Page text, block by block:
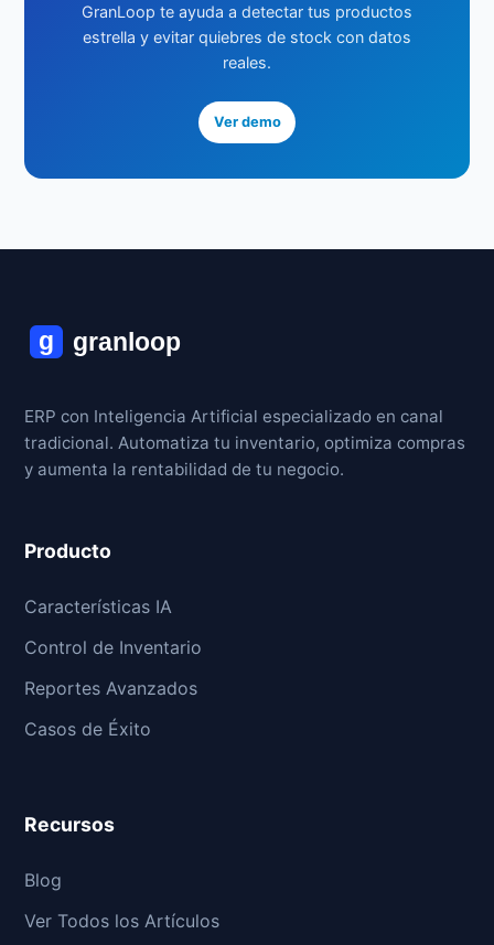
GranLoop te ayuda a detectar tus productos
estrella y evitar quiebres de stock con datos
reales.
Ver demo
ERP con Inteligencia Artificial especializado en canal
tradicional. Automatiza tu inventario, optimiza compras
y aumenta la rentabilidad de tu negocio.
Producto
Características IA
Control de Inventario
Reportes Avanzados
Casos de Éxito
Recursos
Blog
Ver Todos los Artículos